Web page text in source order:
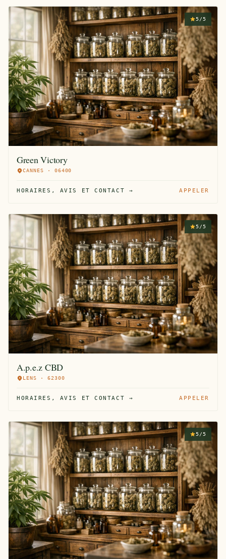
5/5
Green Victory
CANNES · 06400
HORAIRES, AVIS ET CONTACT → APPELER
5/5
A.p.e.z CBD
LENS · 62300
HORAIRES, AVIS ET CONTACT → APPELER
5/5